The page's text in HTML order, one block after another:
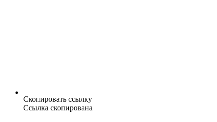
Скопировать ссылку
Ссылка скопирована